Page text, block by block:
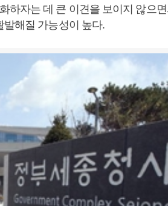
하자는 데 큰 이견을 보이지 않으
발해질 가능성이 높다.